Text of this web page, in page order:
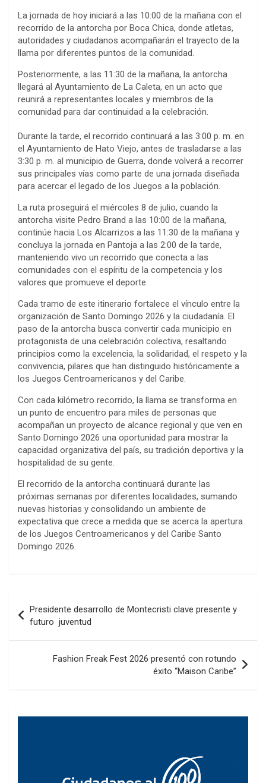
La jornada de hoy iniciará a las 10:00 de la mañana con el
recorrido de la antorcha por Boca Chica, donde atletas,
autoridades y ciudadanos acompañarán el trayecto de la
llama por diferentes puntos de la comunidad.
Posteriormente, a las 11:30 de la mañana, la antorcha
llegará al Ayuntamiento de La Caleta, en un acto que
reunirá a representantes locales y miembros de la
comunidad para dar continuidad a la celebración.
Durante la tarde, el recorrido continuará a las 3:00 p. m. en
el Ayuntamiento de Hato Viejo, antes de trasladarse a las
3:30 p. m. al municipio de Guerra, donde volverá a recorrer
sus principales vías como parte de una jornada diseñada
para acercar el legado de los Juegos a la población.
La ruta proseguirá el miércoles 8 de julio, cuando la
antorcha visite Pedro Brand a las 10:00 de la mañana,
continúe hacia Los Alcarrizos a las 11:30 de la mañana y
concluya la jornada en Pantoja a las 2:00 de la tarde,
manteniendo vivo un recorrido que conecta a las
comunidades con el espíritu de la competencia y los
valores que promueve el deporte.
Cada tramo de este itinerario fortalece el vínculo entre la
organización de Santo Domingo 2026 y la ciudadanía. El
paso de la antorcha busca convertir cada municipio en
protagonista de una celebración colectiva, resaltando
principios como la excelencia, la solidaridad, el respeto y la
convivencia, pilares que han distinguido históricamente a
los Juegos Centroamericanos y del Caribe.
Con cada kilómetro recorrido, la llama se transforma en
un punto de encuentro para miles de personas que
acompañan un proyecto de alcance regional y que ven en
Santo Domingo 2026 una oportunidad para mostrar la
capacidad organizativa del país, su tradición deportiva y la
hospitalidad de su gente.
El recorrido de la antorcha continuará durante las
próximas semanas por diferentes localidades, sumando
nuevas historias y consolidando un ambiente de
expectativa que crece a medida que se acerca la apertura
de los Juegos Centroamericanos y del Caribe Santo
Domingo 2026.
de
entradas
Presidente desarrollo de Montecristi clave presente y
futuro juventud
Fashion Freak Fest 2026 presentó con rotundo
éxito “Maison Caribe”